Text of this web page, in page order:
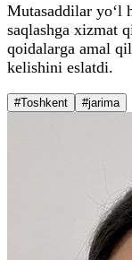
Mutasaddilar yo‘l
saqlashga xizmat
qoidalarga amal
kelishini eslatdi.
#Toshkent #jarima